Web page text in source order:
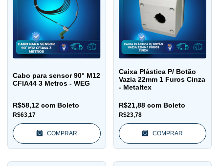
Cabo para sensor 90° M12
CFIA44 3 Metros - WEG
R$63,17
R$58,12 com Boleto
COMPRAR
Caixa Plástica P/ Botão
Vazia 22mm 1 Furos Cinza
- Metaltex
R$23,78
R$21,88 com Boleto
COMPRAR